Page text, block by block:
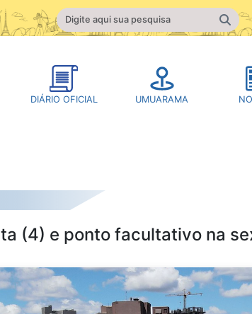
DIÁRIO OFICIAL UMUARAMA
(4) e ponto facultativo na